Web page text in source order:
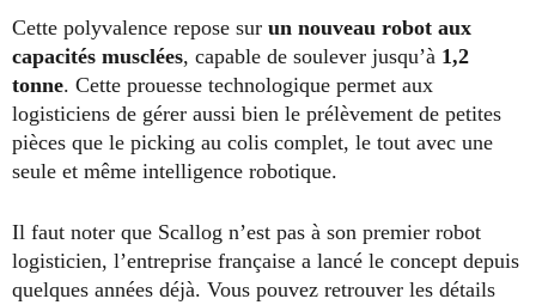
Cette polyvalence repose sur un nouveau robot aux
capacités musclées, capable de soulever jusqu’à 1,2
tonne. Cette prouesse technologique permet aux
logisticiens de gérer aussi bien le prélèvement de petites
pièces que le picking au colis complet, le tout avec une
seule et même intelligence robotique.
Il faut noter que Scallog n’est pas à son premier robot
logisticien, l’entreprise française a lancé le concept depuis
quelques années déjà. Vous pouvez retrouver les détails